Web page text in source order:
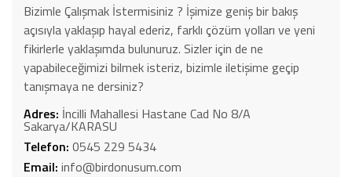
Bizimle Çalışmak İstermisiniz ? İşimize geniş bir bakış
açısıyla yaklaşıp hayal ederiz, farklı çözüm yolları ve yeni
fikirlerle yaklaşımda bulunuruz. Sizler için de ne
yapabileceğimizi bilmek isteriz, bizimle iletişime geçip
tanışmaya ne dersiniz?
Adres: İncilli Mahallesi Hastane Cad No 8/A
Sakarya/KARASU
Telefon: 0545 229 5434
Email: info@birdonusum.com